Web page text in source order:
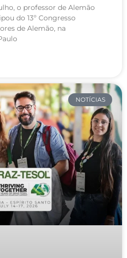
o professor de Alemão
do 13º Congresso
de Alemão, na
NOTÍCIAS